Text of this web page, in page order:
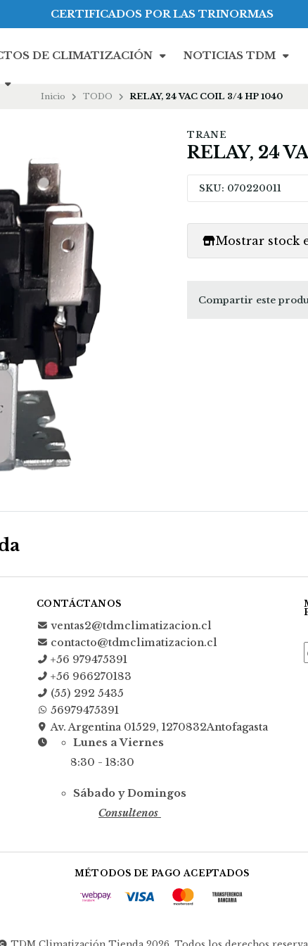
DE CLIMATIZACIÓN NOTICIAS TDM
CERTIFICADOS POR LAS TRINORMAS
Inicio TODO RELAY, 24 VAC COIL 3/4 HP 1040
TRANE
RELAY, 24
SKU: 070220011
Mostrar stock
Compartir este
CONTÁCTANOS
ventas2@tdmclimatizacion.cl
contacto@tdmclimatizacion.cl
+56 979475391
+56 966270183
(55) 292 5435
56979475391
Av. Argentina 01529, 1270832Antofagasta
Lunes a Viernes
8:30 - 18:30
Sábado y Domingos
Consultenos
MÉTODOS DE PAGO ACEPTADOS